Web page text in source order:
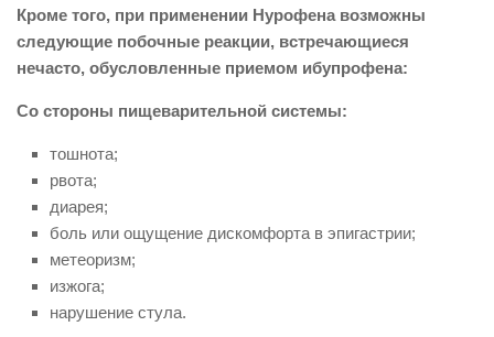
Кроме того, при применении Нурофена возможны
следующие побочные реакции, встречающиеся
нечасто, обусловленные приемом ибупрофена:
Со стороны пищеварительной системы:
тошнота;
рвота;
диарея;
боль или ощущение дискомфорта в эпигастрии;
метеоризм;
изжога;
нарушение стула.